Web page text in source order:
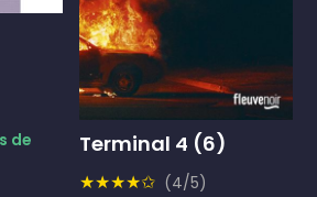
de
Terminal 4 (6)
★★★★✩ (4/5)